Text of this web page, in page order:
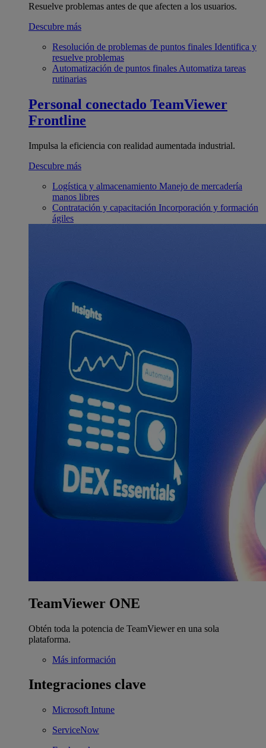
Resuelve problemas antes de que afecten a los usuarios.
Descubre más
Resolución de problemas de puntos finales Identifica y
resuelve problemas
Automatización de puntos finales Automatiza tareas
rutinarias
Personal conectado TeamViewer
Frontline
Impulsa la eficiencia con realidad aumentada industrial.
Descubre más
Logística y almacenamiento Manejo de mercadería
manos libres
Contratación y capacitación Incorporación y formación
ágiles
TeamViewer ONE
Obtén toda la potencia de TeamViewer en una sola
plataforma.
Más información
Integraciones clave
Microsoft Intune
ServiceNow